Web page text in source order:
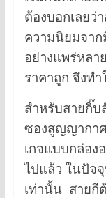
ต้องบอกเลยว่
ความนิยมจา
อย่างแพร่หลา
ราคาถูก จึงท
สำหรับสายกิ๊
ซองสูญญากา
เกจแบบกล่อง
ไปแล้ว ในปัจ
เท่านั้น สายกี